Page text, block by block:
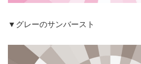
▼グレーのサンバースト